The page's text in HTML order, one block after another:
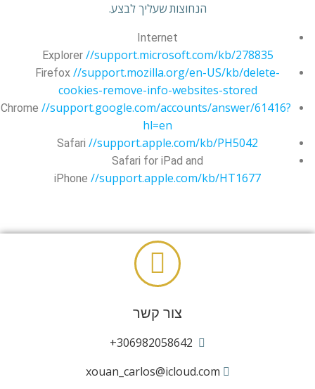
הנחוצות שעליך לבצע.
Internet
Explorer //support.microsoft.com/kb/278835
Firefox //support.mozilla.org/en-US/kb/delete-
cookies-remove-info-websites-stored
Chrome //support.google.com/accounts/answer/61416?
hl=en
Safari //support.apple.com/kb/PH5042
Safari for iPad and
iPhone //support.apple.com/kb/HT1677
צור קשר